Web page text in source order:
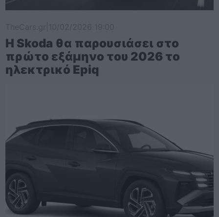
Η Skoda θα παρουσιάσει στο
πρώτο εξάμηνο του 2026 το
ηλεκτρικό Epiq